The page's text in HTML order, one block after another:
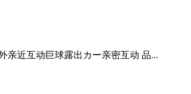
亲近互动巨球露出カー亲密互动 品...